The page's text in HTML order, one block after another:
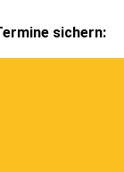
sichern: